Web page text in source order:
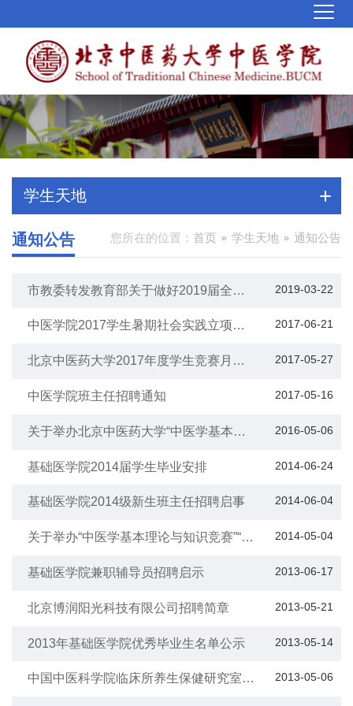
学生天地
您所在的位置： 首页 学生天地 通知公告
通知公告
2019-03-22
市教委转发教育部关于做好2019届全国
2017-06-21
中医学院2017学生暑期社会实践立项结
2017-05-27
北京中医药大学2017年度学生竞赛月之
竞赛拉开帷幕
2017-05-16
中医学院班主任招聘通知
2016-05-06
关于举办北京中医药大学“中医学基本理
通知
2014-06-24
基础医学院2014届学生毕业安排
2014-06-04
基础医学院2014级新生班主任招聘启事
2014-05-04
关于举办“中医学基本理论与知识竞赛”“中
2013-06-17
基础医学院兼职辅导员招聘启示
2013-05-21
北京博润阳光科技有限公司招聘简章
2013-05-14
2013年基础医学院优秀毕业生名单公示
2013-05-06
中国中医科学院临床所养生保健研究室招